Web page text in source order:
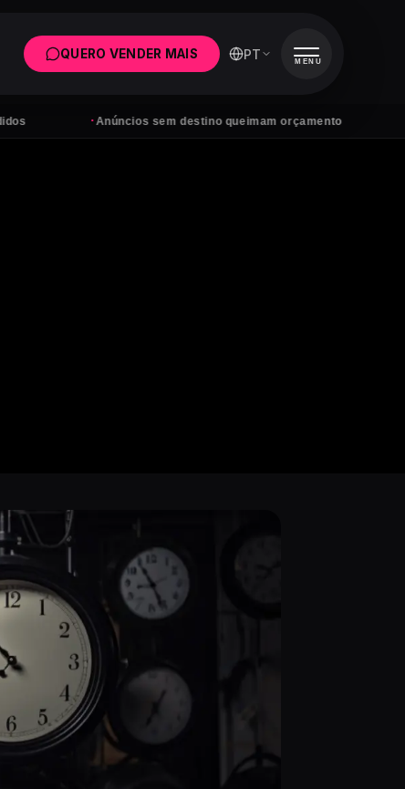
·Anúncios sem destino queimam orçamento ·Tens
QUERO VENDER MAIS PT MENU